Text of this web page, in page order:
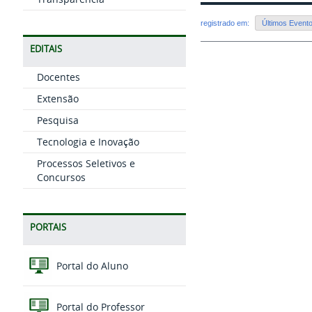
EDITAIS
Docentes
Extensão
Pesquisa
Tecnologia e Inovação
Processos Seletivos e
Concursos
PORTAIS
Portal do Aluno
Portal do Professor
registrado em: Últimos